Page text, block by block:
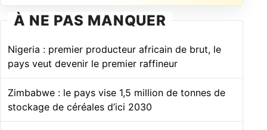
À NE PAS MANQUER
Nigeria : premier producteur africain de brut, le
pays veut devenir le premier raffineur
Zimbabwe : le pays vise 1,5 million de tonnes de
stockage de céréales d’ici 2030